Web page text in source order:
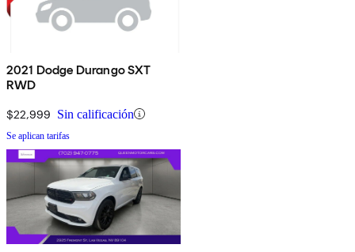
2021 Dodge Durango SXT
RWD
$22,999 Sin calificación
Se aplican tarifas